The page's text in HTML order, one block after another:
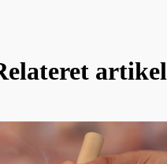
artikel